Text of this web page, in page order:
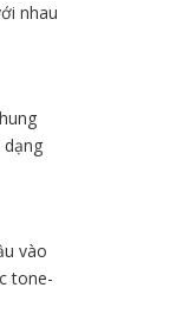
nhau
vào
tone-